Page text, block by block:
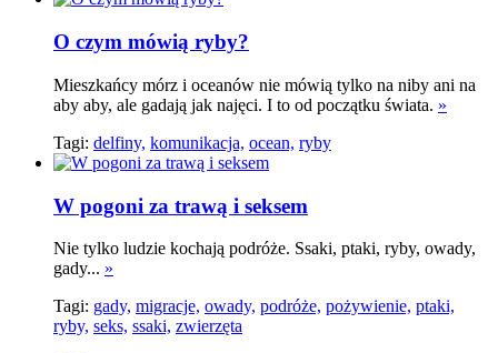
O czym mówią ryby?
Mieszkańcy mórz i oceanów nie mówią tylko na niby ani na
aby aby, ale gadają jak najęci. I to od początku świata. »
Tagi: delfiny, komunikacja, ocean, ryby
W pogoni za trawą i seksem
Nie tylko ludzie kochają podróże. Ssaki, ptaki, ryby, owady,
gady... »
Tagi: gady, migracje, owady, podróże, pożywienie, ptaki,
ryby, seks, ssaki, zwierzęta